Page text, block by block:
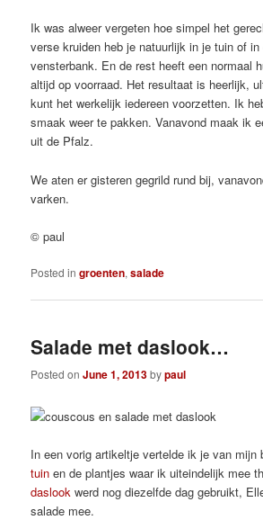
Ik was alweer vergeten hoe simpel het
verse kruiden heb je natuurlijk in je tuin of
vensterbank. En de rest heeft een normaal
altijd op voorraad. Het resultaat is heerlijk,
kunt het werkelijk iedereen voorzetten. Ik
smaak weer te pakken. Vanavond maak ik
uit de Pfalz.
We aten er gisteren gegrild rund bij,
varken.
© paul
Posted in groenten,salade
Salade met daslook…
Posted onJune 1, 2013bypaul
In een vorig artikeltje vertelde ik je van mijn
tuin en de plantjes waar ik uiteindelijk mee
daslook werd nog diezelfde dag gebruikt,
salade mee.